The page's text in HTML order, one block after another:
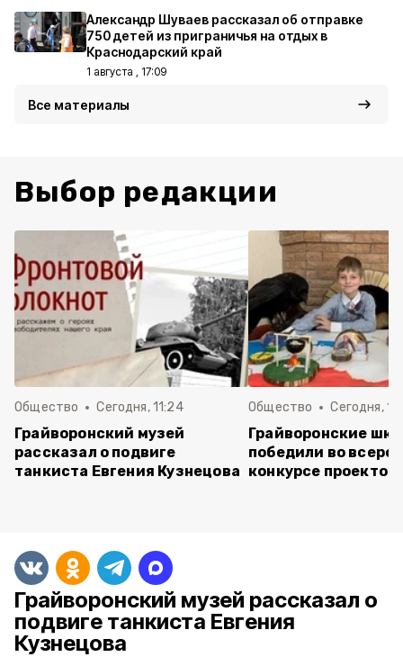
Александр Шуваев рассказал об отправке
750 детей из приграничья на отдых в
Краснодарский край
1 августа , 17:09
Все материалы
Выбор редакции
Общество Сегодня, 11:24
Грайворонский музей
рассказал о подвиге
танкиста Евгения Кузнецова
Общество Сегодня,
Грайворонские
победили во
конкурсе проектов
Грайворонский музей рассказал о
подвиге танкиста Евгения
Кузнецова